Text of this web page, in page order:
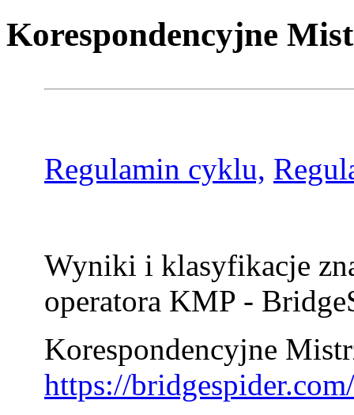
Korespondencyjne
Regulamin cyklu,
Wyniki i klasyfikacje
operatora KMP -
Korespondencyjne
https://